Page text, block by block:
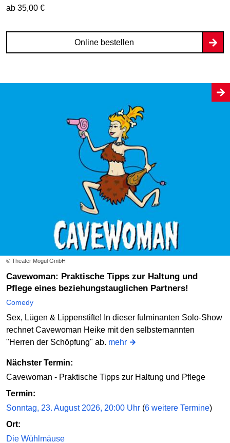
ab 35,00 €
Online bestellen
© Theater Mogul GmbH
Cavewoman: Praktische Tipps zur Haltung und
Pflege eines beziehungstauglichen Partners!
Comedy
Sex, Lügen & Lippenstifte! In dieser fulminanten Solo-Show
rechnet Cavewoman Heike mit den selbsternannten
"Herren der Schöpfung" ab. mehr
Nächster Termin:
Cavewoman - Praktische Tipps zur Haltung und Pflege
Termin:
Sonntag, 23. August 2026, 20:00 Uhr (6 weitere Termine)
Ort:
Die Wühlmäuse